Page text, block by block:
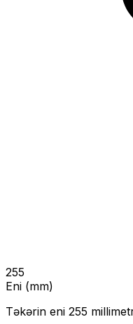
255
Eni (mm)
Təkərin eni 255